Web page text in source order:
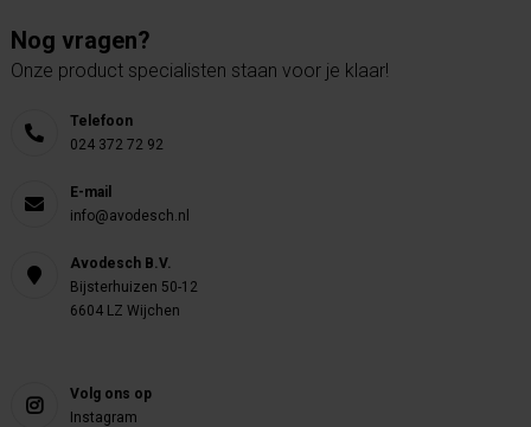
Nog vragen?
Onze product specialisten staan voor je klaar!
Telefoon
024 372 72 92
E-mail
info@avodesch.nl
Avodesch B.V.
Bijsterhuizen 50-12
6604 LZ Wijchen
Volg ons op
Instagram